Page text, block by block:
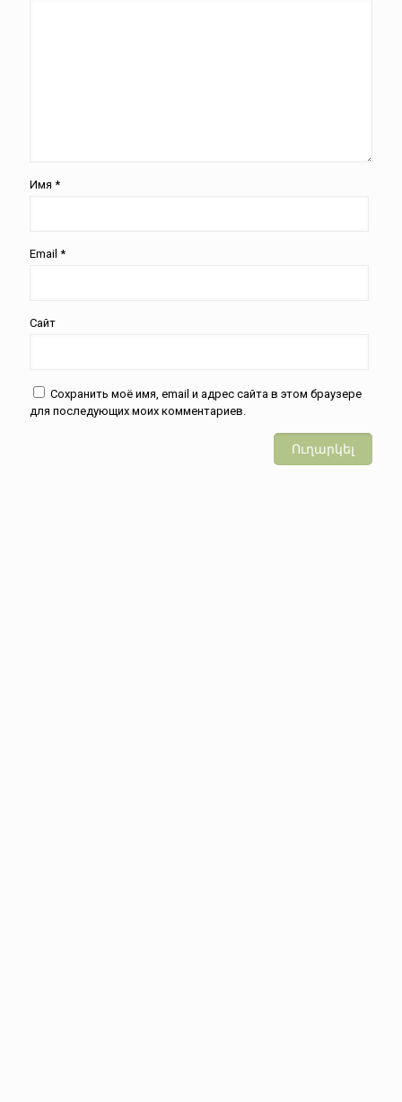
Имя *
Email *
Сайт
Сохранить моё имя, email и адрес сайта в этом браузере
для последующих моих комментариев.